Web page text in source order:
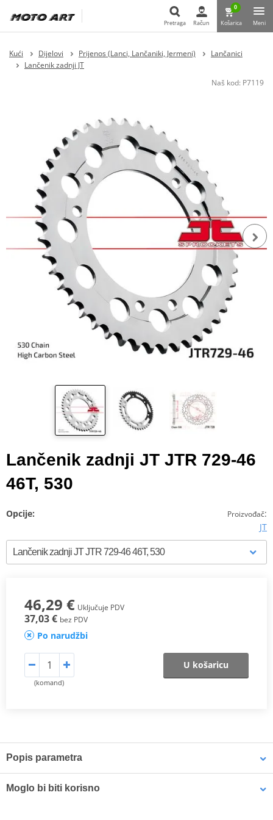
Pretraga
Pretraga Račun
0
Košarica Meni
Kući Dijelovi Prijenos (Lanci, Lančaniki, Jermeni)
Lančanici
Lančenik zadnji JT
Naš kod: P7119
Lančenik zadnji JT JTR 729-46
46T, 530
Proizvođač:
JT
Opcije:
46,29 € Uključuje PDV
37,03 € bez PDV
Po narudžbi
(komand)
U košaricu
Popis parametra
Proizvođač
Moglo bi biti korisno